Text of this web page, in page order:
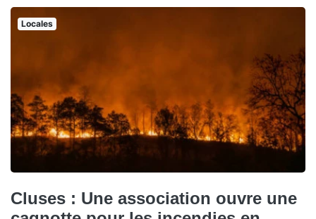
Locales
Cluses : Une association ouvre une